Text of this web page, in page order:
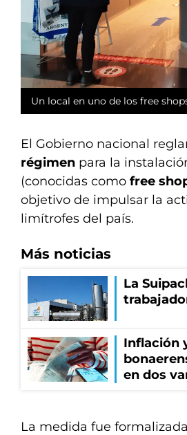
Un local en uno de los free
El Gobierno nacional
régimen para la
(conocidas como free
objetivo de impulsar la
limítrofes del país.
Más noticias
La
Inflación
en dos
La medida fue